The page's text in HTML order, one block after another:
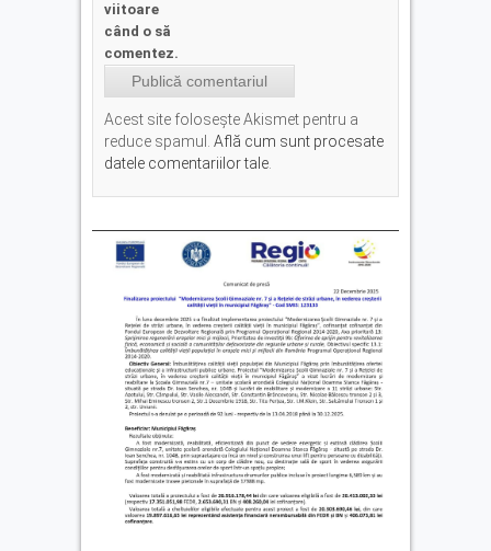
viitoare
când o să
comentez.
Acest site folosește Akismet pentru a
reduce spamul. Află cum sunt procesate
datele comentariilor tale